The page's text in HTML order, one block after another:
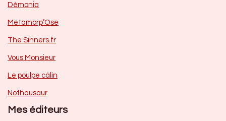
Dèmonia
Metamorp’Ose
The Sinners.fr
Vous Monsieur
Le poulpe câlin
Nothausaur
Mes éditeurs